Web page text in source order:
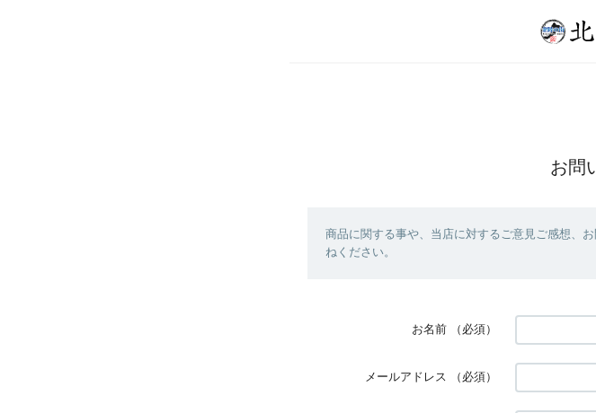
お問
商品に関する事や、当店に対するご意見ご感想、
ねください。
お名前 （必須）
メールアドレス （必須）